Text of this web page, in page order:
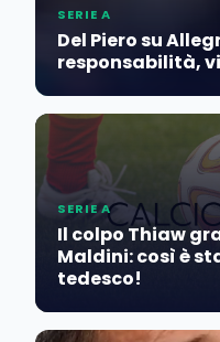
SERIE A
Del Piero su
responsabilità,
SERIE A
Il colpo Thiaw
Maldini: così è
tedesco!